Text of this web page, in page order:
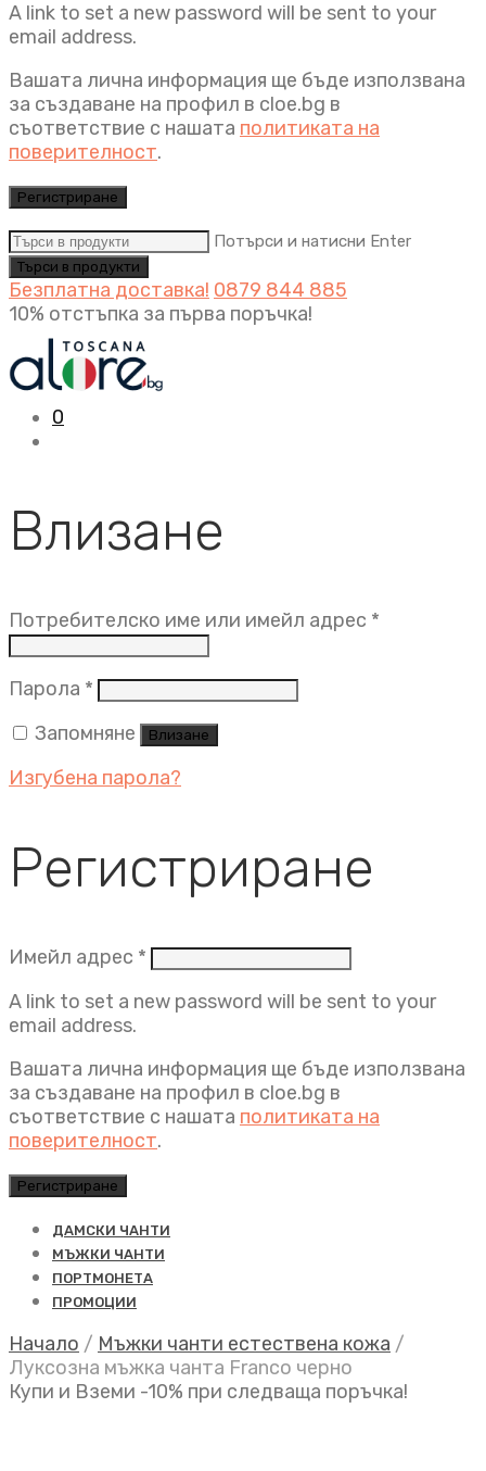
A link to set a new password will be sent to your
email address.
Вашата лична информация ще бъде използвана
за създаване на профил в cloe.bg в
съответствие с нашата политиката на
поверителност.
Регистриране
Потърси и натисни Enter
Безплатна доставка! 0879 844 885
10% отстъпка за първа поръчка!
0
Влизане
Потребителско име или имейл адрес *
Парола * Задължително
Запомняне
Влизане
Изгубена парола?
Регистриране
Имейл адрес * Задължително
A link to set a new password will be sent to your
email address.
Вашата лична информация ще бъде използвана
за създаване на профил в cloe.bg в
съответствие с нашата политиката на
поверителност.
Регистриране
ДАМСКИ ЧАНТИ
МЪЖКИ ЧАНТИ
ПОРТМОНЕТА
ПРОМОЦИИ
Начало / Мъжки чанти естествена кожа /
Луксозна мъжка чанта Franco черно
Купи и Вземи -10% при следваща поръчка!